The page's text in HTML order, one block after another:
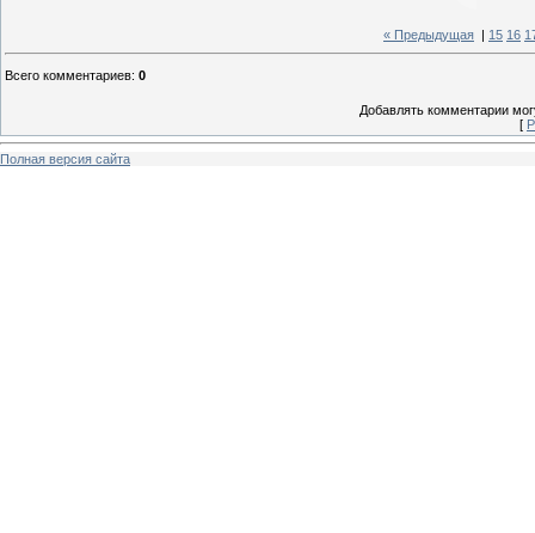
« Предыдущая 15 16
Всего комментариев: 0
Добавлять комментарии
[
Полная версия сайта